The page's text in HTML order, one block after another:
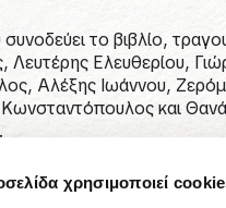
χρησιμοποιεί
το βιβλίο,
Λευτέρης Ελευθερίου,
Αλέξης Ιωάννου,
Κωνσταντόπουλος και